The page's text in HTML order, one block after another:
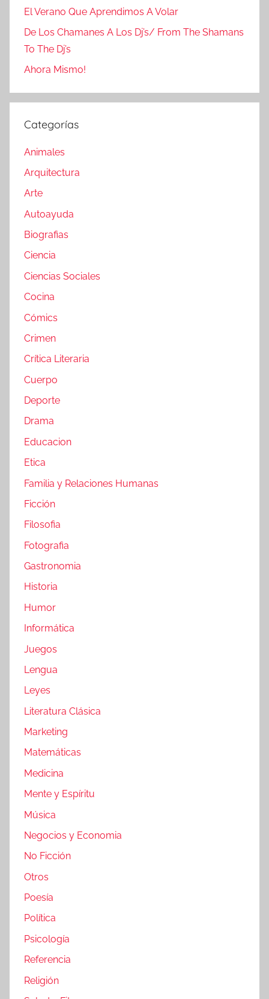
El Verano Que Aprendimos A Volar
De Los Chamanes A Los Dj’s/ From The Shamans
To The Dj’s
Ahora Mismo!
Categorías
Animales
Arquitectura
Arte
Autoayuda
Biografias
Ciencia
Ciencias Sociales
Cocina
Cómics
Crimen
Crítica Literaria
Cuerpo
Deporte
Drama
Educacion
Etica
Familia y Relaciones Humanas
Ficción
Filosofia
Fotografia
Gastronomia
Historia
Humor
Informática
Juegos
Lengua
Leyes
Literatura Clásica
Marketing
Matemáticas
Medicina
Mente y Espíritu
Música
Negocios y Economia
No Ficción
Otros
Poesía
Política
Psicología
Referencia
Religión